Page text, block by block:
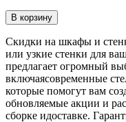
В корзину
Скидки на шкафы и
или узкие стенки для
предлагает огромный
включаясовременные
которые помогут вам
обновляемые акции и
сборке идоставке.